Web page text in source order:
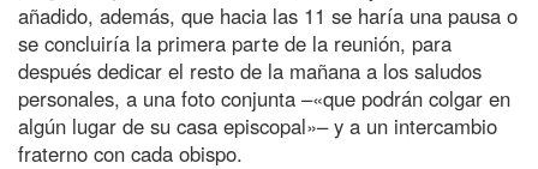
añadido, además, que hacia las 11 se haría una pausa o
se concluiría la primera parte de la reunión, para
después dedicar el resto de la mañana a los saludos
personales, a una foto conjunta –«que podrán colgar en
algún lugar de su casa episcopal»– y a un intercambio
fraterno con cada obispo.